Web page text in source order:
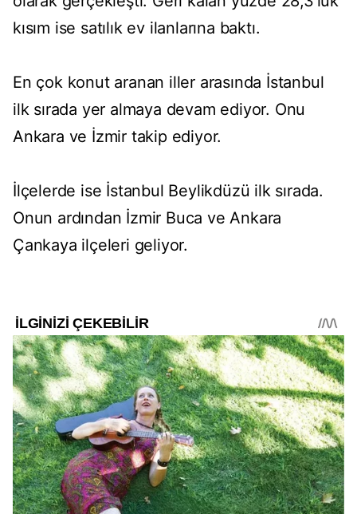
kısım ise satılık ev ilanlarına baktı.
En çok konut aranan iller arasında İstanbul
ilk sırada yer almaya devam ediyor. Onu
Ankara ve İzmir takip ediyor.
İlçelerde ise İstanbul Beylikdüzü ilk sırada.
Onun ardından İzmir Buca ve Ankara
Çankaya ilçeleri geliyor.